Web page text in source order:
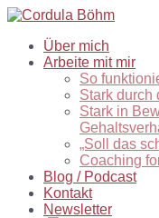
Über mich
Arbeite mit mir
So
Stark durch
Stark in
„Soll das
Coaching
Blog / Podcast
Kontakt
Newsletter